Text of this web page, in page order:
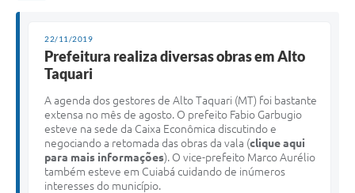
22/11/2019
Prefeitura realiza diversas obras em Alto
Taquari
A agenda dos gestores de Alto Taquari (MT) foi bastante
extensa no mês de agosto. O prefeito Fabio Garbugio
esteve na sede da Caixa Econômica discutindo e
negociando a retomada das obras da vala (clique aqui
para mais informações). O vice-prefeito Marco Aurélio
também esteve em Cuiabá cuidando de inúmeros
interesses do município.